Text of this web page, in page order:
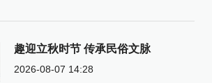
趣迎立秋时节 传承民俗文脉
2026-08-07 14:28